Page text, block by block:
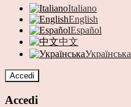
Italiano
English
Español
中文
Українська
Accedi
Accedi